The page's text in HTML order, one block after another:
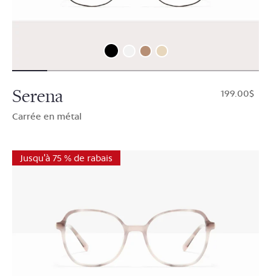
Serena
Carrée en métal
$199.00
Jusqu'à 75 % de rabais